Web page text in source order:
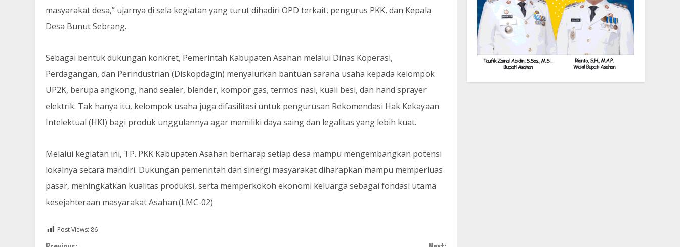
masyarakat desa,” ujarnya di sela kegiatan yang turut dihadiri OPD terkait, pengurus PKK, dan Kepala
Desa Bunut Sebrang.
Sebagai bentuk dukungan konkret, Pemerintah Kabupaten Asahan melalui Dinas Koperasi,
Perdagangan, dan Perindustrian (Diskopdagin) menyalurkan bantuan sarana usaha kepada kelompok
UP2K, berupa angkong, hand sealer, blender, kompor gas, termos nasi, kuali besi, dan hand sprayer
elektrik. Tak hanya itu, kelompok usaha juga difasilitasi untuk pengurusan Rekomendasi Hak Kekayaan
Intelektual (HKI) bagi produk unggulannya agar memiliki daya saing dan legalitas yang lebih kuat.
Melalui kegiatan ini, TP. PKK Kabupaten Asahan berharap setiap desa mampu mengembangkan potensi
lokalnya secara mandiri. Dukungan pemerintah dan sinergi masyarakat diharapkan mampu memperluas
pasar, meningkatkan kualitas produksi, serta memperkokoh ekonomi keluarga sebagai fondasi utama
kesejahteraan masyarakat Asahan.(LMC-02)
Post Views: 86